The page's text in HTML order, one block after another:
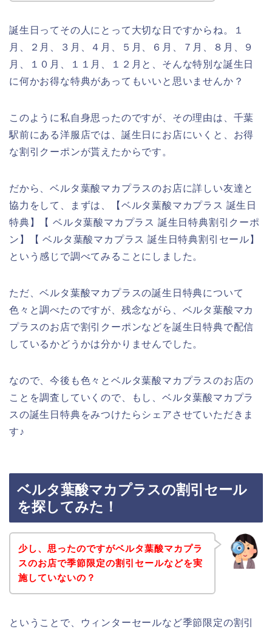
誕生日ってその人にとって大切な日ですからね。１
月、２月、３月、４月、５月、６月、７月、８月、９
月、１０月、１１月、１２月と、そんな特別な誕生日
に何かお得な特典があってもいいと思いませんか？
このように私自身思ったのですが、その理由は、千葉
駅前にある洋服店では、誕生日にお店にいくと、お得
な割引クーポンが貰えたからです。
だから、ベルタ葉酸マカプラスのお店に詳しい友達と
協力をして、まずは、【ベルタ葉酸マカプラス 誕生日
特典】【 ベルタ葉酸マカプラス 誕生日特典割引クーポ
ン】【 ベルタ葉酸マカプラス 誕生日特典割引セール】
という感じで調べてみることにしました。
ただ、ベルタ葉酸マカプラスの誕生日特典について
色々と調べたのですが、残念ながら、ベルタ葉酸マカ
プラスのお店で割引クーポンなどを誕生日特典で配信
しているかどうかは分かりませんでした。
なので、今後も色々とベルタ葉酸マカプラスのお店の
ことを調査していくので、もし、ベルタ葉酸マカプラ
スの誕生日特典をみつけたらシェアさせていただきま
す♪
ベルタ葉酸マカプラスの割引セール
を探してみた！
少し、思ったのですがベルタ葉酸マカプラ
スのお店で季節限定の割引セールなどを実
施していないの？
ということで、ウィンターセールなど季節限定の割引